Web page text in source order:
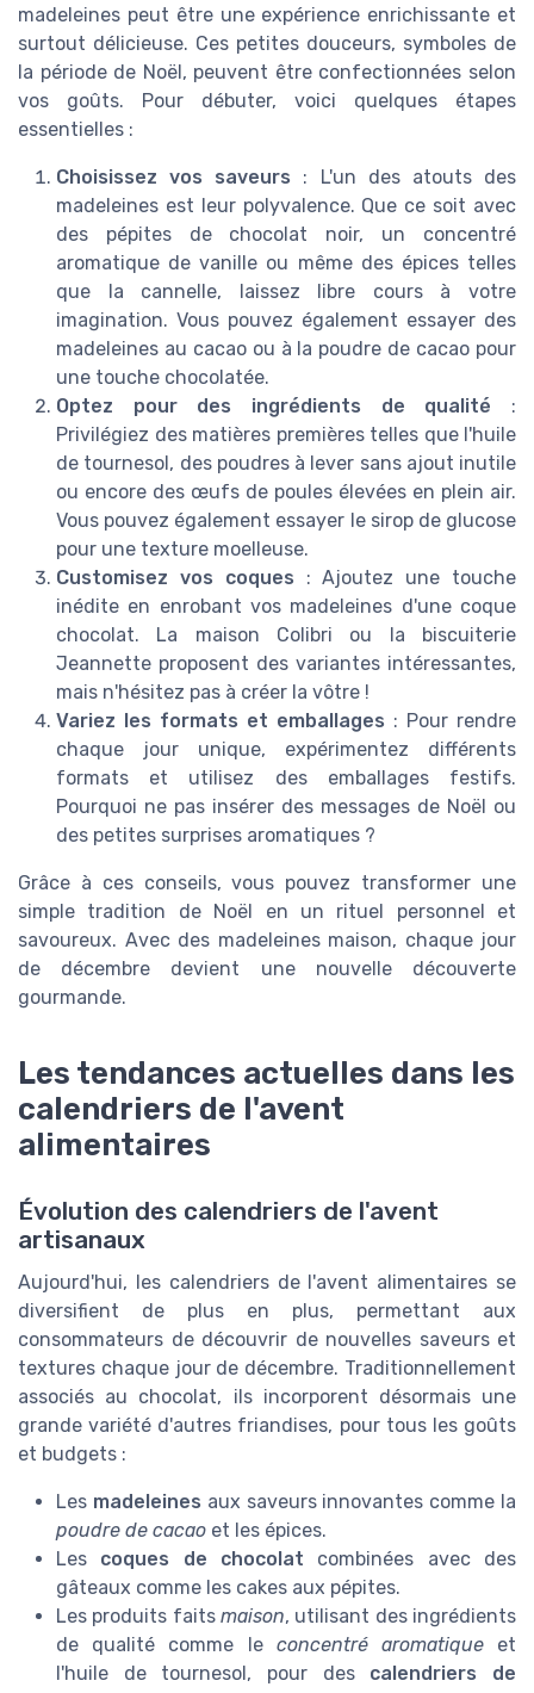
madeleines peut être une expérience enrichissante et
surtout délicieuse. Ces petites douceurs, symboles de
la période de Noël, peuvent être confectionnées selon
vos goûts. Pour débuter, voici quelques étapes
essentielles :
Choisissez vos saveurs : L'un des atouts des
madeleines est leur polyvalence. Que ce soit avec
des pépites de chocolat noir, un concentré
aromatique de vanille ou même des épices telles
que la cannelle, laissez libre cours à votre
imagination. Vous pouvez également essayer des
madeleines au cacao ou à la poudre de cacao pour
une touche chocolatée.
Optez pour des ingrédients de qualité :
Privilégiez des matières premières telles que l'huile
de tournesol, des poudres à lever sans ajout inutile
ou encore des œufs de poules élevées en plein air.
Vous pouvez également essayer le sirop de glucose
pour une texture moelleuse.
Customisez vos coques : Ajoutez une touche
inédite en enrobant vos madeleines d'une coque
chocolat. La maison Colibri ou la biscuiterie
Jeannette proposent des variantes intéressantes,
mais n'hésitez pas à créer la vôtre !
Variez les formats et emballages : Pour rendre
chaque jour unique, expérimentez différents
formats et utilisez des emballages festifs.
Pourquoi ne pas insérer des messages de Noël ou
des petites surprises aromatiques ?
Grâce à ces conseils, vous pouvez transformer une
simple tradition de Noël en un rituel personnel et
savoureux. Avec des madeleines maison, chaque jour
de décembre devient une nouvelle découverte
gourmande.
Les tendances actuelles dans les
calendriers de l'avent
alimentaires
Évolution des calendriers de l'avent
artisanaux
Aujourd'hui, les calendriers de l'avent alimentaires se
diversifient de plus en plus, permettant aux
consommateurs de découvrir de nouvelles saveurs et
textures chaque jour de décembre. Traditionnellement
associés au chocolat, ils incorporent désormais une
grande variété d'autres friandises, pour tous les goûts
et budgets :
Les madeleines aux saveurs innovantes comme la
poudre de cacao et les épices.
Les coques de chocolat combinées avec des
gâteaux comme les cakes aux pépites.
Les produits faits maison, utilisant des ingrédients
de qualité comme le concentré aromatiqueet
l'huile de tournesol, pour des calendriers de